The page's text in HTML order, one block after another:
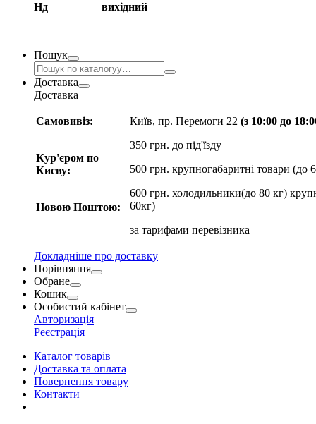
Нд вихідний
Пошук
Доставка
Доставка
Самовивіз:
Кур'єром по
Києву:
Новою Поштою:
Київ, пр. Перемоги 22 (з 10:00 до
350 грн. до під'їзду
500 грн. крупногабаритні товари (до
600 грн. холодильники(до 80 кг)
60кг)
за тарифами перевізника
Докладніше про доставку
Порівняння
Обране
Кошик
Особистий кабінет
Авторизація
Реєстрація
Каталог товарів
Доставка та оплата
Повернення товару
Контакти